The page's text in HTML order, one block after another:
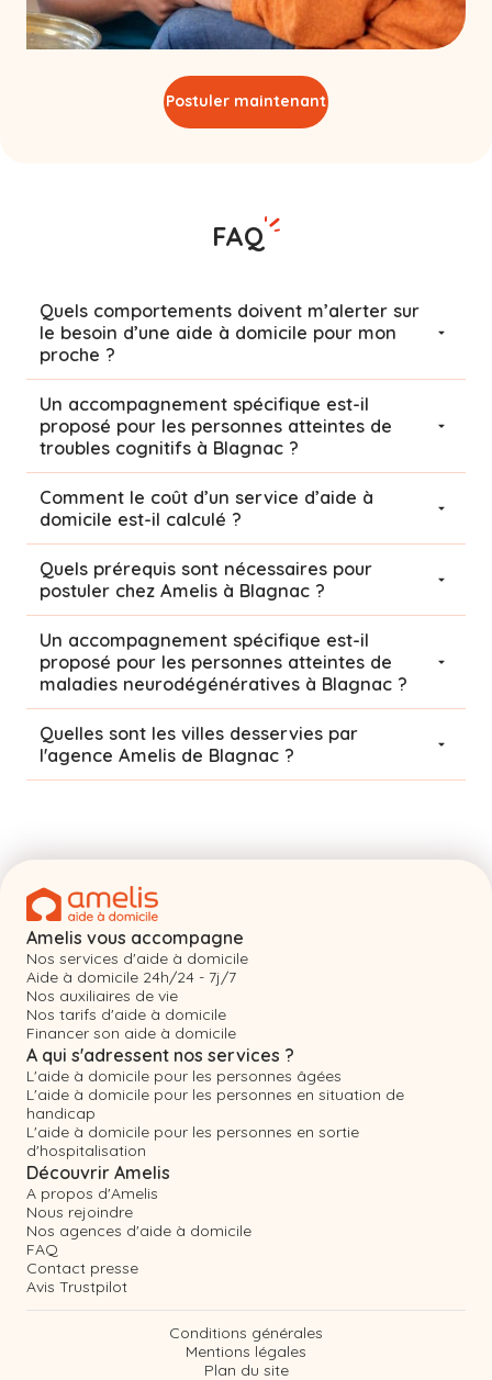
Postuler maintenant
FAQ
Quels comportements doivent m’alerter sur
le besoin d’une aide à domicile pour mon
proche ?
Un accompagnement spécifique est-il
proposé pour les personnes atteintes de
troubles cognitifs à Blagnac ?
Comment le coût d’un service d’aide à
domicile est-il calculé ?
Quels prérequis sont nécessaires pour
postuler chez Amelis à Blagnac ?
Un accompagnement spécifique est-il
proposé pour les personnes atteintes de
maladies neurodégénératives à Blagnac ?
Quelles sont les villes desservies par
l'agence Amelis de Blagnac ?
Amelis vous accompagne
Nos services d'aide à domicile
Aide à domicile 24h/24 - 7j/7
Nos auxiliaires de vie
Nos tarifs d'aide à domicile
Financer son aide à domicile
A qui s'adressent nos services ?
L'aide à domicile pour les personnes âgées
L'aide à domicile pour les personnes en situation de
handicap
L'aide à domicile pour les personnes en sortie
d'hospitalisation
Découvrir Amelis
A propos d'Amelis
Nous rejoindre
Nos agences d'aide à domicile
FAQ
Contact presse
Avis Trustpilot
Conditions générales
Mentions légales
Plan du site